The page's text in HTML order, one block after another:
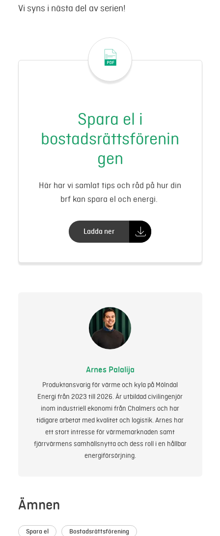
Vi syns i nästa del av serien!
Spara el i
bostadsrättsförenin
gen
Här har vi samlat tips och råd på hur din
brf kan spara el och energi.
Ladda ner
Arnes Palalija
Produktansvarig för värme och kyla på Mölndal
Energi från 2023 till 2026. Är utbildad civilingenjör
inom industriell ekonomi från Chalmers och har
tidigare arbetat med kvalitet och logistik. Arnes har
ett stort intresse för värmemarknaden samt
fjärrvärmens samhällsnytta och dess roll i en hållbar
energiförsörjning.
Ämnen
Spara el Bostadsrättsförening